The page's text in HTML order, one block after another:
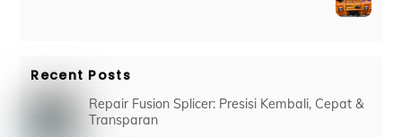
Recent Posts
Repair Fusion Splicer: Presisi Kembali, Cepat &
Transparan